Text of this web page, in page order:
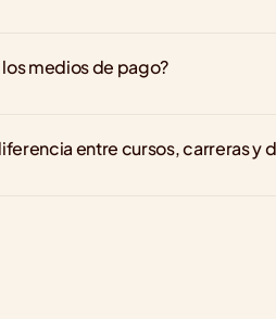
los medios de pago?
entre cursos, carreras y